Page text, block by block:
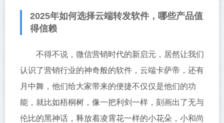
2025年如何选择云端转发软件，哪些产品值
得信赖
不得不说，微信营销时代的新启元，居然让我们
认识了营销行业的神奇般的软件，云端卡萨帝，还有
月中舞，他们给大家带来的便捷不仅仅是他们的功
能，就比如梧桐树，像一把利剑一样，刻画出了无与
伦比的黑神话，释放着凌霄花一样的小花朵，小和尚